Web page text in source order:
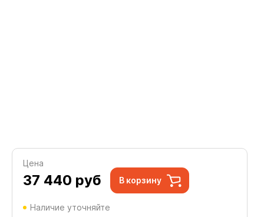
Цена
37 440 руб В корзину
Наличие уточняйте